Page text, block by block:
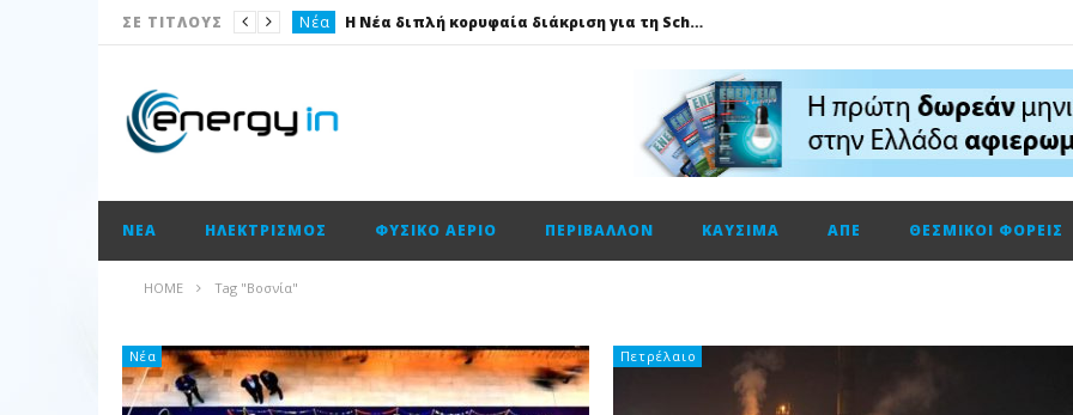
ΣΕ ΤΙΤΛΟΥΣ Νέα Η Νέα διπλή κορυφαία διάκριση για τη Schneider Electric στα Cloud Computing Awards 2026
Νέα ΠΟΜΙΔΑ: Γιατι τα «κλειστά» σπίτια δεν μπαίνουν στο πρόγραμμα «Ανακαίνισης Κατοικίας»
ΑΠΕ
Ισολογισμοί Cenergy: Κέρδη εξαμήνου +45,3% με πωλήσεις +13%
ΝΈΑ ΗΛΕΚΤΡΙΣΜΌΣ ΦΥΣΙΚΌ ΑΈΡΙΟ ΠΕΡΙΒΆΛΛΟΝ ΚΑΎΣΙΜΑ ΑΠΕ ΘΕΣΜΙΚΟΊ ΦΟΡΕΊΣ
HOME Tag "Βοσνία"
Νέα Πετρέλαιο